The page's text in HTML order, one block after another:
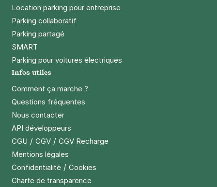
Location parking pour entreprise
Parking collaboratif
Parking partagé
SMART
Parking pour voitures électriques
Infos utiles
Comment ça marche ?
Questions fréquentes
Nous contacter
API développeurs
CGU / CGV / CGV Recharge
Mentions légales
Confidentialité / Cookies
Charte de transparence